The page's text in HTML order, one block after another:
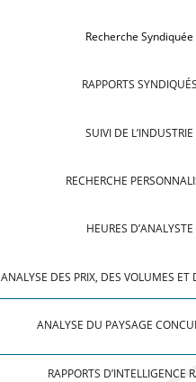
Recherche Syndiquée
RAPPORTS SYNDIQUÉS
SUIVI DE L’INDUSTRIE
RECHERCHE
HEURES D’ANALYSTE
ANALYSE DES PRIX, DES VOLUMES
ANALYSE DU PAYSAGE
RAPPORTS D’INTELLIGENCE